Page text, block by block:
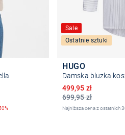
Sale
Ostatnie sztuki
HUGO
Damska bluzka
699,95 zł
Obniżona cena
499,95 zł
Najniższa cena z ostatnich